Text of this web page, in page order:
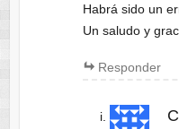
Habrá sido un
Un saludo y
Responder